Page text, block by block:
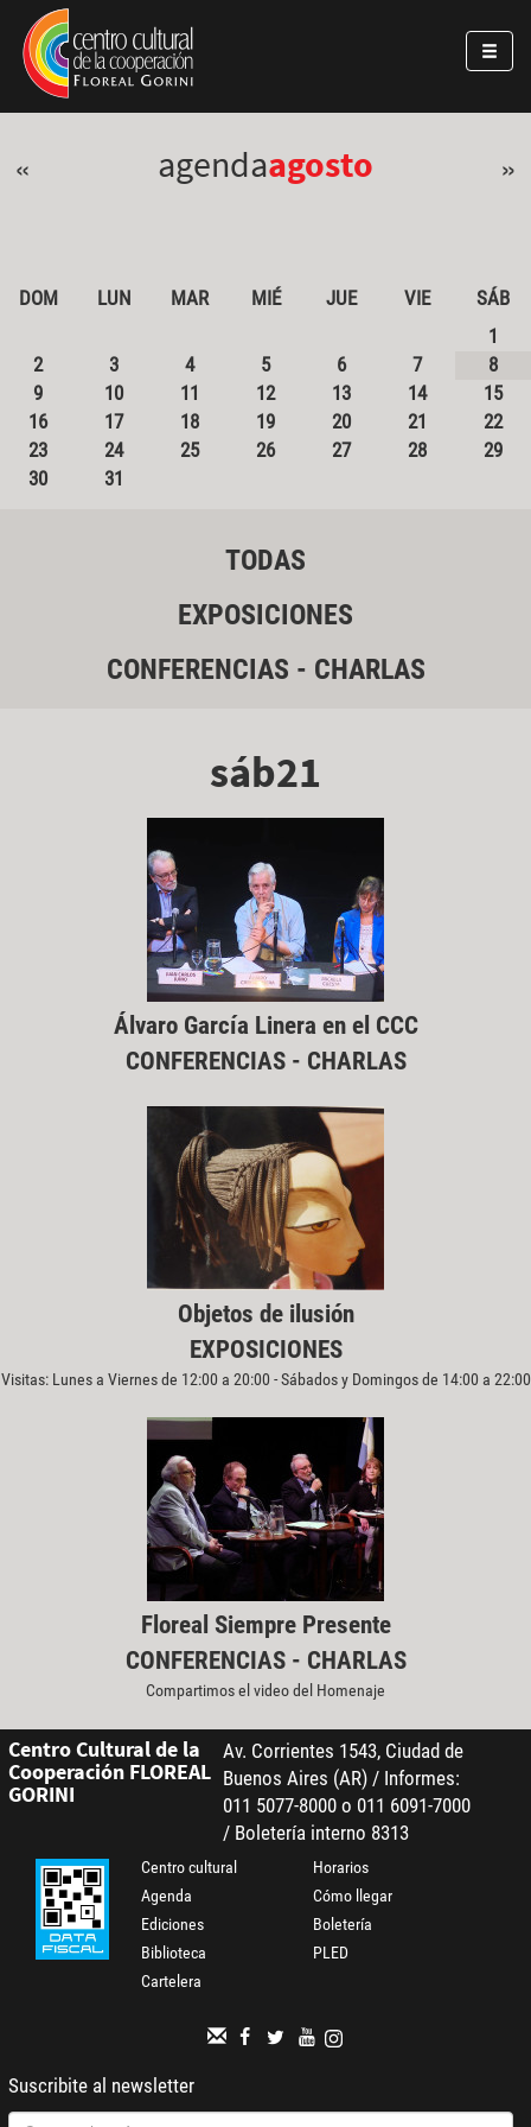
Pasar al contenido principal
Jump to main content
« agendaagosto »
DOM LUN MAR MIÉ JUE VIE
SÁB
1
2
3 4 5 6 7
8
9
10 11 12 13 14
15
16
17 18 19 20 21
22
23
24 25 26 27 28
29
30
31
TODAS
EXPOSICIONES
CONFERENCIAS - CHARLAS
sáb21
Álvaro García Linera en el CCC
CONFERENCIAS - CHARLAS
Objetos de ilusión
EXPOSICIONES
Visitas: Lunes a Viernes de 12:00 a 20:00 - Sábados y Domingos de 14:00 a 22:00
Floreal Siempre Presente
CONFERENCIAS - CHARLAS
Compartimos el video del Homenaje
Centro Cultural de la
Cooperación FLOREAL
GORINI
Av. Corrientes 1543, Ciudad de
Buenos Aires (AR) / Informes:
011 5077-8000 o 011 6091-7000
/ Boletería interno 8313
Centro cultural
Agenda
Ediciones
Biblioteca
Cartelera
Horarios
Cómo llegar
Boletería
PLED
Suscribite al newsletter